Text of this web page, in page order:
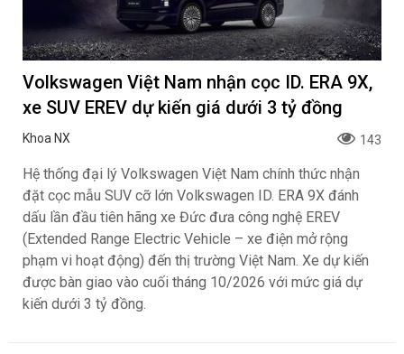
Volkswagen Việt Nam nhận cọc ID. ERA 9X,
xe SUV EREV dự kiến giá dưới 3 tỷ đồng
Khoa NX 143
Hệ thống đại lý Volkswagen Việt Nam chính thức nhận
đặt cọc mẫu SUV cỡ lớn Volkswagen ID. ERA 9X đánh
dấu lần đầu tiên hãng xe Đức đưa công nghệ EREV
(Extended Range Electric Vehicle – xe điện mở rộng
phạm vi hoạt động) đến thị trường Việt Nam. Xe dự kiến
được bàn giao vào cuối tháng 10/2026 với mức giá dự
kiến dưới 3 tỷ đồng.